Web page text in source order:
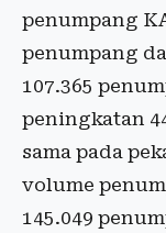
penumpang
penumpang
107.365
peningkatan
sama pada
volume
145.049